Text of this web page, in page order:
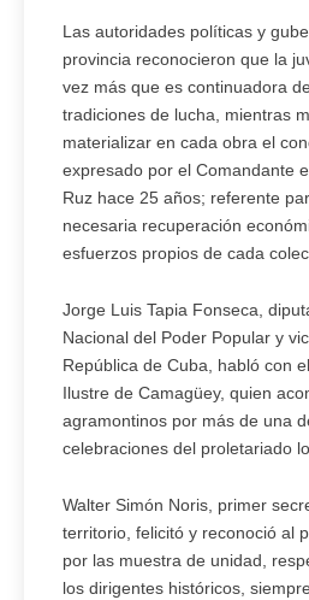
Las autoridades políticas y
provincia reconocieron que la
vez más que es continuadora
tradiciones de lucha, mientras
materializar en cada obra el
expresado por el Comandante
Ruz hace 25 años; referente
necesaria recuperación
esfuerzos propios de cada
Jorge Luis Tapia Fonseca,
Nacional del Poder Popular y
República de Cuba, habló con
Ilustre de Camagüey, quien
agramontinos por más de una
celebraciones del proletariado
Walter Simón Noris, primer
territorio, felicitó y reconoció al
por las muestra de unidad,
los dirigentes históricos,